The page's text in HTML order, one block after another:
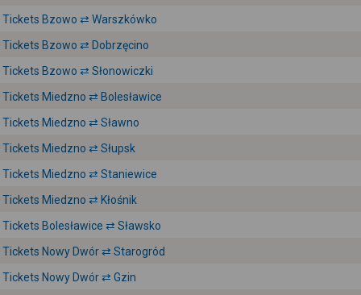
Tickets Bzowo ⇄ Warszkówko
Tickets Bzowo ⇄ Dobrzęcino
Tickets Bzowo ⇄ Słonowiczki
Tickets Miedzno ⇄ Bolesławice
Tickets Miedzno ⇄ Sławno
Tickets Miedzno ⇄ Słupsk
Tickets Miedzno ⇄ Staniewice
Tickets Miedzno ⇄ Kłośnik
Tickets Bolesławice ⇄ Sławsko
Tickets Nowy Dwór ⇄ Starogród
Tickets Nowy Dwór ⇄ Gzin